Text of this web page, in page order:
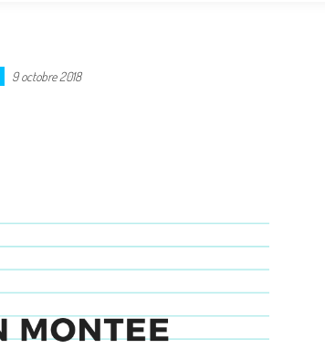
9 octobre 2018